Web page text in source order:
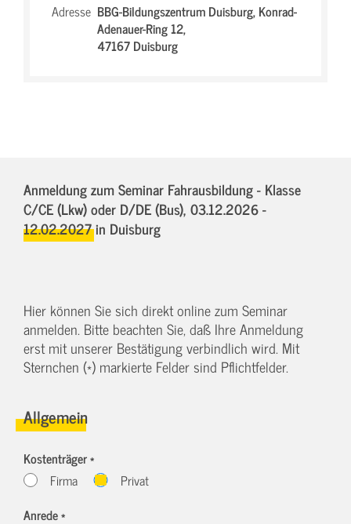
Adresse BBG-Bildungszentrum Duisburg,Konrad-
Adenauer-Ring 12,
47167 Duisburg
Anmeldung zum Seminar Fahrausbildung - Klasse
C/CE (Lkw) oder D/DE (Bus), 03.12.2026 -
12.02.2027in Duisburg
Hier können Sie sich direkt online zum Seminar
anmelden. Bitte beachten Sie, daß Ihre Anmeldung
erst mit unserer Bestätigung verbindlich wird. Mit
Sternchen (*) markierte Felder sind Pflichtfelder.
Allgemein
Kostenträger *
Firma
Privat
Anrede *